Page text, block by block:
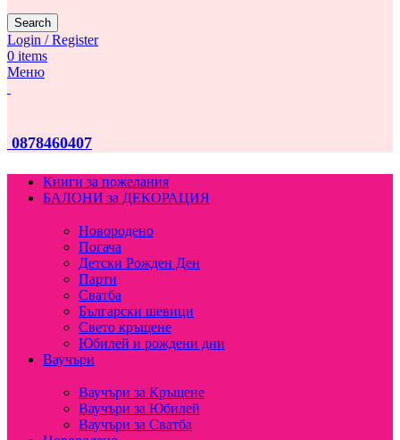
Search
Login / Register
0 items
Меню
0878460407
Книги за пожелания
БАЛОНИ за ДЕКОРАЦИЯ
Новородено
Погача
Детски Рожден Ден
Парти
Сватба
Български шевици
Свето кръщене
Юбилей и рождени дни
Ваучъри
Ваучъри за Кръщене
Ваучъри за Юбилей
Ваучъри за Сватба